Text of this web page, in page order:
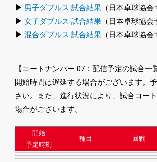
▶ 男子ダブルス 試合結果 （日本卓球協会
▶ 女子ダブルス 試合結果 （日本卓球協会
▶ 混合ダブルス 試合結果 （日本卓球協会
【コートナンバー 07：配信予定の試合一
開始時間は遅延する場合がございます。
さい。また、進行状況により、試合コー
場合がございます。
開始
予定時刻
種目 回戦